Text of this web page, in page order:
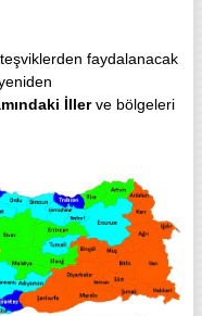
faydalanacak
İllerve bölgeleri